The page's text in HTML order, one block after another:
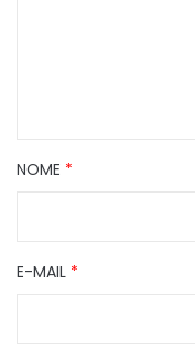
NOME *
E-MAIL *